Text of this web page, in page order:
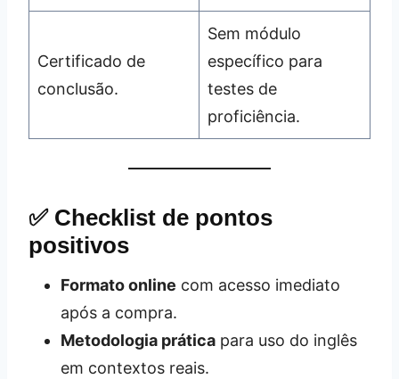
Certificado de
conclusão.
Sem módulo
específico para
testes de
proficiência.
✅ Checklist de pontos
positivos
Formato online com acesso imediato
após a compra.
Metodologia prática para uso do inglês
em contextos reais.